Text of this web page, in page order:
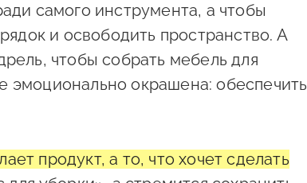
самого инструмента, а чтобы
и освободить пространство. А
чтобы собрать мебель для
окрашена: обеспечить
продукт, а то, что хочет сделать